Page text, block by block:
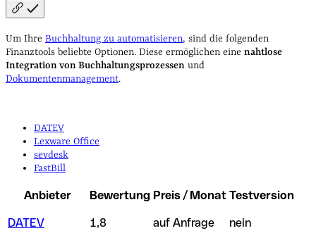
Um Ihre Buchhaltung zu automatisieren, sind die folgenden
Finanztools beliebte Optionen. Diese ermöglichen eine nahtlose
Integration von Buchhaltungsprozessen und
Dokumentenmanagement.
DATEV
Lexware Office
sevdesk
FastBill
Anbieter Bewertung Preis / Monat Testversion
DATEV 1,8 auf Anfrage nein